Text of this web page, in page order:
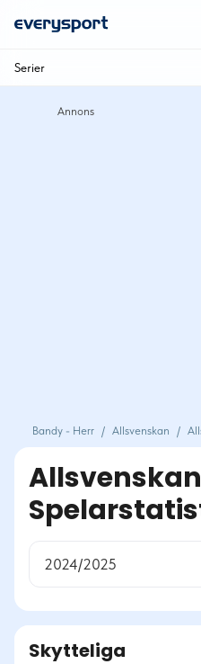
Serier
Allsvenskan
Bandy - Herr / Allsvenskan /
2024/2025
Skytteliga